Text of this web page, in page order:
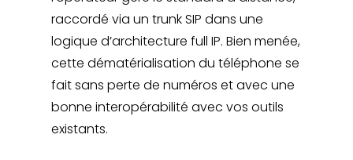
raccordé via un trunk SIP dans une
logique d’architecture full IP. Bien menée,
cette dématérialisation du téléphone se
fait sans perte de numéros et avec une
bonne interopérabilité avec vos outils
existants.